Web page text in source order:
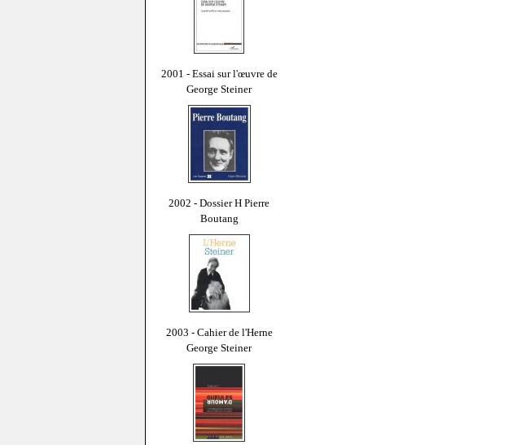
2001 - Essai sur l'œuvre de
George Steiner
2002 - Dossier H Pierre
Boutang
2003 - Cahier de l'Herne
George Steiner